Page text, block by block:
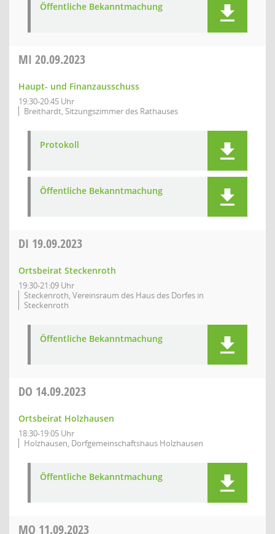
Öffentliche Bekanntmachung
MI 20.09.2023
Haupt- und Finanzausschuss
19:30-20:45 Uhr
Breithardt, Sitzungszimmer des Rathauses
Protokoll
Öffentliche Bekanntmachung
DI 19.09.2023
Ortsbeirat Steckenroth
19:30-21:09 Uhr
Steckenroth, Vereinsraum des Haus des Dorfes in
Steckenroth
Öffentliche Bekanntmachung
DO 14.09.2023
Ortsbeirat Holzhausen
18:30-19:05 Uhr
Holzhausen, Dorfgemeinschaftshaus Holzhausen
Öffentliche Bekanntmachung
MO 11.09.2023